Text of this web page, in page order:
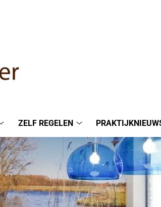
submenu
ZELF REGELEN
regelen
submenu